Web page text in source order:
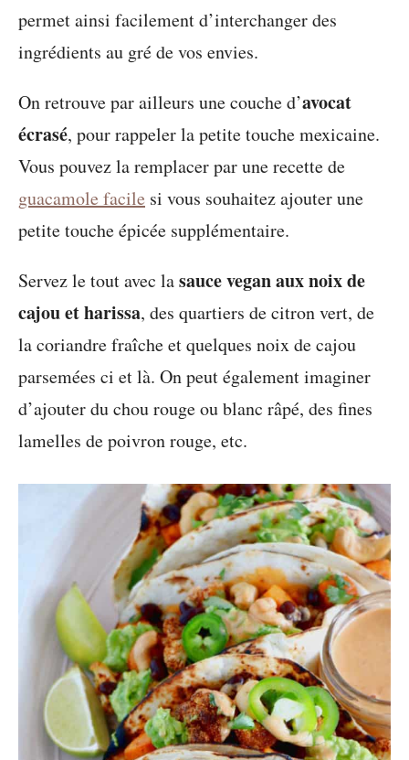
permet ainsi facilement d’interchanger des
ingrédients au gré de vos envies.
On retrouve par ailleurs une couche d’avocat
écrasé, pour rappeler la petite touche mexicaine.
Vous pouvez la remplacer par une recette de
guacamole facile si vous souhaitez ajouter une
petite touche épicée supplémentaire.
Servez le tout avec lasauce vegan aux noix de
cajou et harissa, des quartiers de citron vert, de
la coriandre fraîche et quelques noix de cajou
parsemées ci et là. On peut également imaginer
d’ajouter du chou rouge ou blanc râpé, des fines
lamelles de poivron rouge, etc.